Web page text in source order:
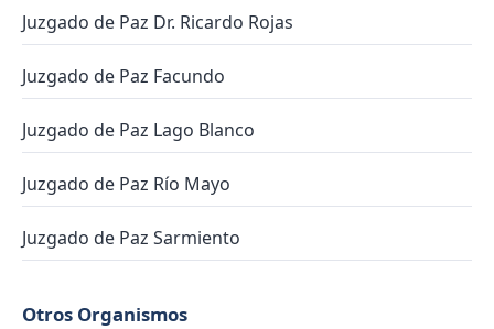
Juzgado de Paz Dr. Ricardo Rojas
Juzgado de Paz Facundo
Juzgado de Paz Lago Blanco
Juzgado de Paz Río Mayo
Juzgado de Paz Sarmiento
Otros Organismos